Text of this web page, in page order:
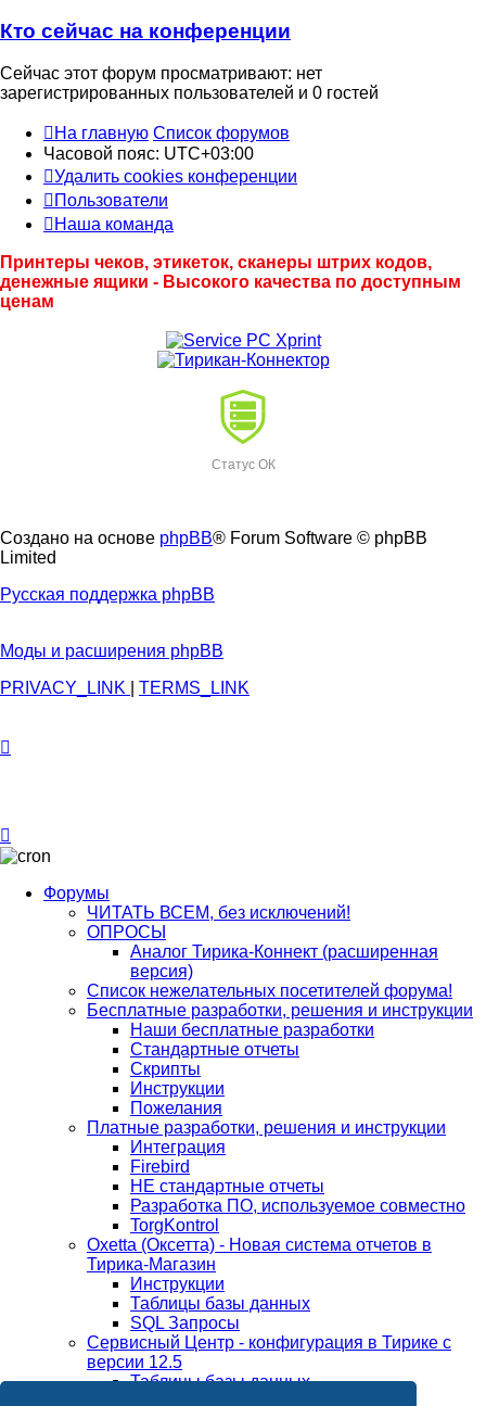
Кто сейчас на конференции
Сейчас этот форум просматривают: нет
зарегистрированных пользователей и 0 гостей
На главную Список форумов
Часовой пояс: UTC+03:00
Удалить cookies конференции
Пользователи
Наша команда
Принтеры чеков, этикеток, сканеры штрих кодов,
денежные ящики - Высокого качества по доступным
ценам
Статус ОК
Создано на основе phpBB® Forum Software © phpBB
Limited
Русская поддержка phpBB
Моды и расширения phpBB
PRIVACY_LINK
TERMS_LINK
Форумы
ЧИТАТЬ ВСЕМ, без исключений!
ОПРОСЫ
Аналог Тирика-Коннект (расширенная
версия)
Список нежелательных посетителей форума!
Бесплатные разработки, решения и инструкции
Наши бесплатные разработки
Стандартные отчеты
Скрипты
Инструкции
Пожелания
Платные разработки, решения и инструкции
Интеграция
Firebird
НЕ стандартные отчеты
Разработка ПО, используемое совместно
TorgKontrol
Oxetta (Оксетта) - Новая система отчетов в
Тирика-Магазин
Инструкции
Таблицы базы данных
SQL Запросы
Сервисный Центр - конфигурация в Тирике с
версии 12.5
Таблицы базы данных